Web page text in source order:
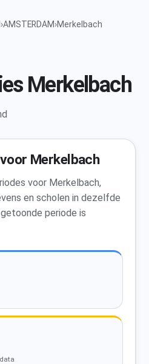
›AMSTERDAM›Merkelbach
Merkelbach
Merkelbach
voor Merkelbach,
en scholen in dezelfde
periode is